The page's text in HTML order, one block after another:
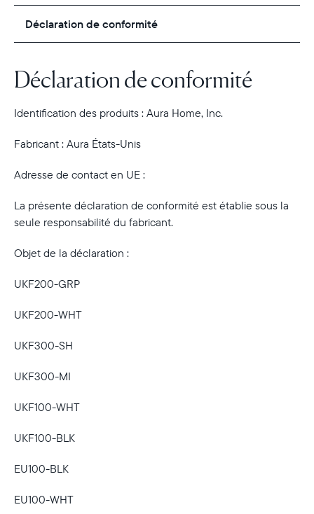
Sélectionnez votre localisation
Actuelle
Déclaration de conformité
Déclaration de conformité
Identification des produits : Aura Home, Inc.
Fabricant : Aura États-Unis
Adresse de contact en UE :
La présente déclaration de conformité est établie sous la
seule responsabilité du fabricant.
Objet de la déclaration :
UKF200-GRP
UKF200-WHT
UKF300-SH
UKF300-MI
UKF100-WHT
UKF100-BLK
EU100-BLK
EU100-WHT